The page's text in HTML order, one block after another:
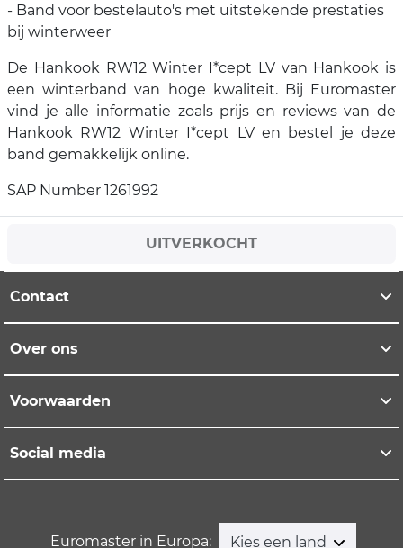
- Band voor bestelauto's met uitstekende prestaties
bij winterweer
De Hankook RW12 Winter I*cept LV van Hankook is
een winterband van hoge kwaliteit. Bij Euromaster
vind je alle informatie zoals prijs en reviews van de
Hankook RW12 Winter I*cept LV en bestel je deze
band gemakkelijk online.
SAP Number 1261992
UITVERKOCHT
Contact
Over ons
Voorwaarden
Social media
Euromaster in Europa: Kies een land